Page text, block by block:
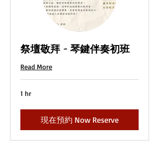
祭壇敬拜 - 琴鍵伴奏初班
Read More
1 hr
現在預約 Now Reserve